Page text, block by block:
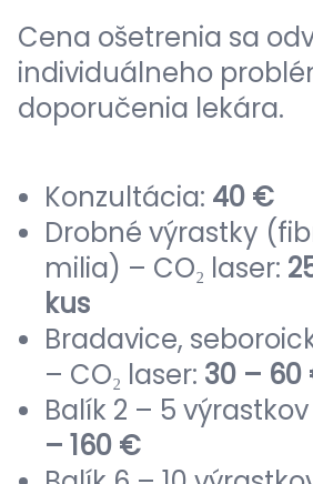
Cena ošetrenia sa
individuálneho
doporučenia lekára.
Konzultácia: 40 €
Drobné výrastky
milia) – CO₂ laser:
kus
Bradavice,
– CO₂ laser: 30 –
Balík 2 – 5
– 160 €